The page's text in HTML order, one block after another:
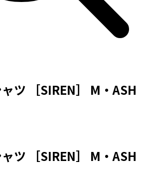
ツ ［SIREN］ M・ASH
ツ ［SIREN］ M・ASH